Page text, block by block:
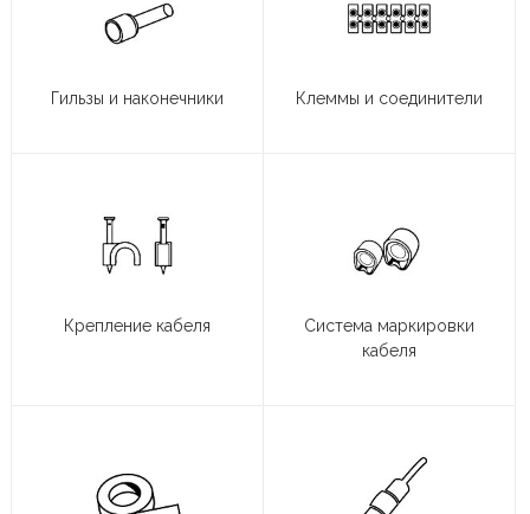
Гильзы и наконечники Клеммы и соединители
Крепление кабеля
Система маркировки
кабеля